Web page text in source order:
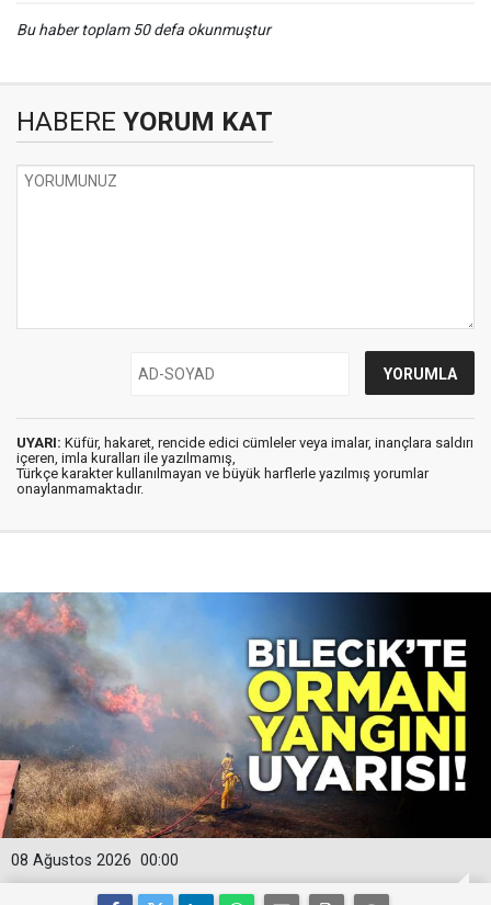
Bu haber toplam 50 defa okunmuştur
HABERE YORUM KAT
UYARI: Küfür, hakaret, rencide edici cümleler veya imalar, inançlara saldırı
içeren, imla kuralları ile yazılmamış,
Türkçe karakter kullanılmayan ve büyük harflerle yazılmış yorumlar
onaylanmamaktadır.
00:00
08 Ağustos 2026